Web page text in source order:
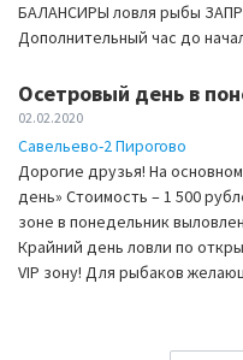
БАЛАНСИРЫ ловля рыбы
Дополнительный час до
Осетровый день в
02.02.2020
Савельево-2 Пирогово
Дорогие друзья! На
день» Стоимость – 1 500
зоне в понедельник
Крайний день ловли по
VIP зону! Для рыбаков